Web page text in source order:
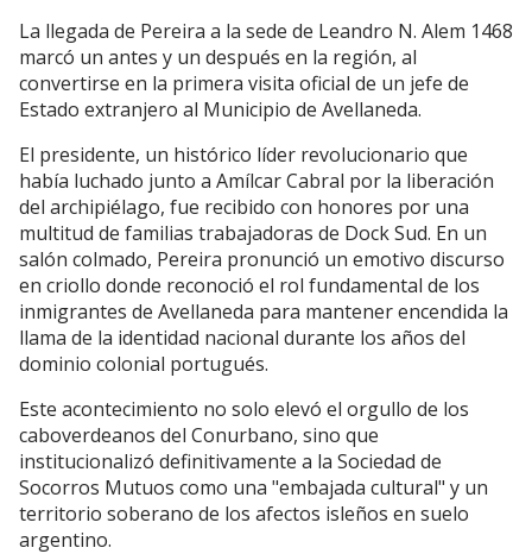
La llegada de Pereira a la sede de Leandro N. Alem 1468
marcó un antes y un después en la región, al
convertirse en la primera visita oficial de un jefe de
Estado extranjero al Municipio de Avellaneda.
El presidente, un histórico líder revolucionario que
había luchado junto a Amílcar Cabral por la liberación
del archipiélago, fue recibido con honores por una
multitud de familias trabajadoras de Dock Sud. En un
salón colmado, Pereira pronunció un emotivo discurso
en criollo donde reconoció el rol fundamental de los
inmigrantes de Avellaneda para mantener encendida la
llama de la identidad nacional durante los años del
dominio colonial portugués.
Este acontecimiento no solo elevó el orgullo de los
caboverdeanos del Conurbano, sino que
institucionalizó definitivamente a la Sociedad de
Socorros Mutuos como una "embajada cultural" y un
territorio soberano de los afectos isleños en suelo
argentino.